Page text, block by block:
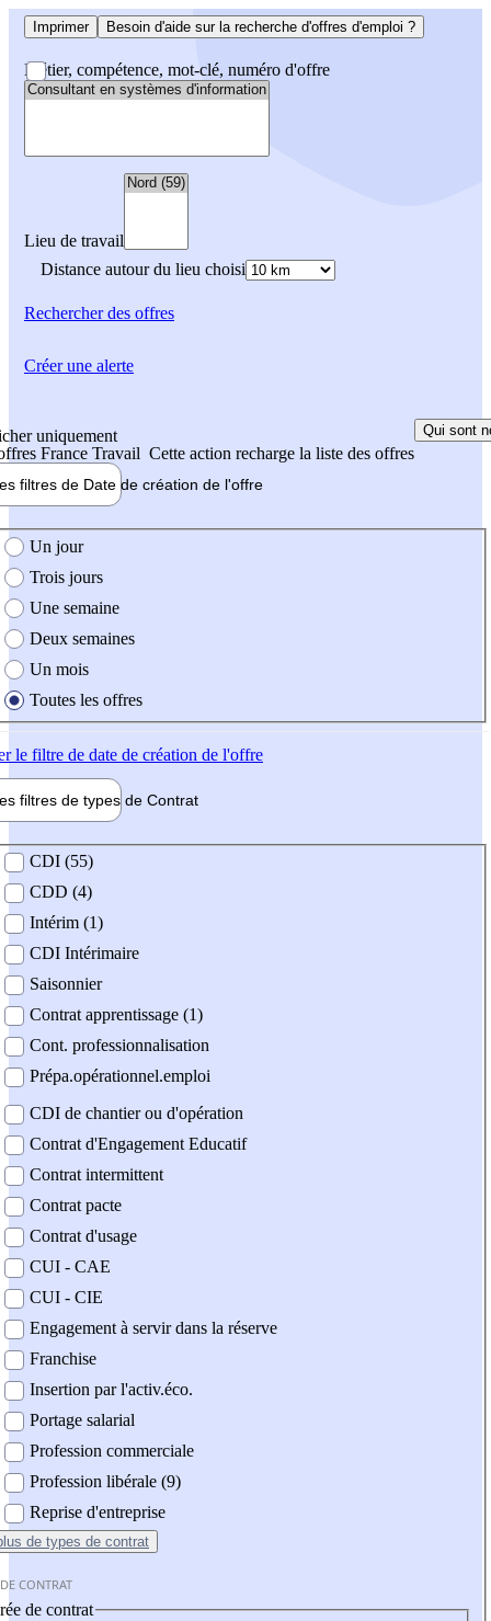
Imprimer Besoin d'aide sur la recherche d'offres d'emploi ?
Métier, compétence, mot-clé, numéro d'offre
Lieu de travail
Distance autour du lieu choisi
Rechercherdes offres
uniquement
France Travail Cette action recharge la liste des offres
Qui sont
filtres de Date de création de l'offre
création de l'offre
Un jour
Trois jours
Une semaine
Deux semaines
Un mois
Toutes les offres
le filtre de date de création de l'offre
filtres de types de Contrat
contrat
CDI (55)
CDD (4)
Intérim (1)
CDI Intérimaire
Saisonnier
Contrat apprentissage (1)
Cont. professionnalisation
Prépa.opérationnel.emploi
CDI de chantier ou d'opération
Contrat d'Engagement Educatif
Contrat intermittent
Contrat pacte
Contrat d'usage
CUI - CAE
CUI - CIE
Engagement à servir dans la réserve
Franchise
Insertion par l'activ.éco.
Portage salarial
Profession commerciale
Profession libérale (9)
Reprise d'entreprise
de types de contrat
CONTRAT
de contrat
Créer une alerte